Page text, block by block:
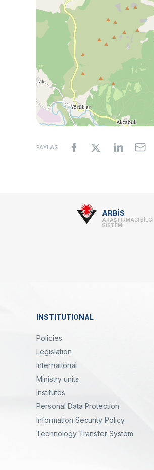
PAYLAŞ
ARBİS
ARAŞTIRMACI BİLGİ
SİSTEMİ
Dipnot
INSTITUTIONAL
Policies
Legislation
International
Ministry units
Institutes
Personal Data Protection
Information Security Policy
Technology Transfer System
LinkedinInstagramFacebookYoutubeBülten